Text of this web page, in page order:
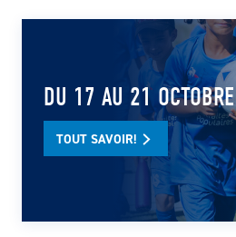
DU 17 AU 21 OCTOBRE
TOUT SAVOIR!